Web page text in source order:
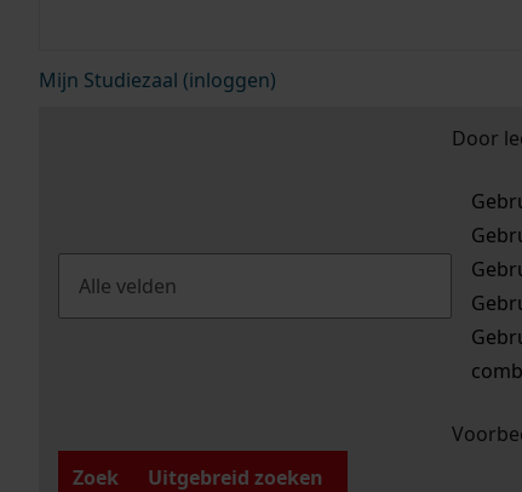
Mijn Studiezaal (inloggen)
Door
Zoek
Uitgebreid zoeken